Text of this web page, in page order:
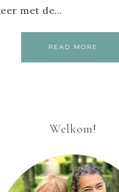
met de…
READ MORE
Welkom!